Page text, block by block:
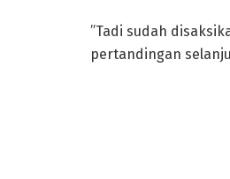
”Tadi sudah
pertandingan